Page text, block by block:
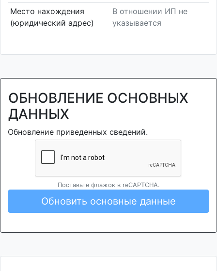
Место нахождения
(юридический адрес)
В отношении ИП не
указывается
ОБНОВЛЕНИЕ ОСНОВНЫХ
ДАННЫХ
Обновление приведенных сведений.
Поставьте флажок в reCAPTCHA.
Обновить основные данные